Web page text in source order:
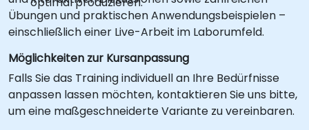
Übungen und praktischen Anwendungsbeispielen –
einschließlich einer Live-Arbeit im Laborumfeld.
Möglichkeiten zur Kursanpassung
Falls Sie das Training individuell an Ihre Bedürfnisse
anpassen lassen möchten, kontaktieren Sie uns bitte,
um eine maßgeschneiderte Variante zu vereinbaren.